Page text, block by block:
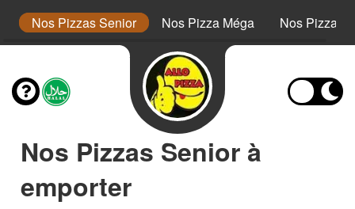
Nos Pizzas Senior Nos Pizza Méga Nos Pizzas
Nos Pizzas Senior à
emporter